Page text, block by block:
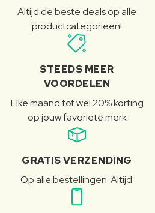
Altijd de beste deals op alle
productcategorieën!
STEEDS MEER
VOORDELEN
Elke maand tot wel 20% korting
op jouw favoriete merk
GRATIS VERZENDING
Op alle bestellingen. Altijd.